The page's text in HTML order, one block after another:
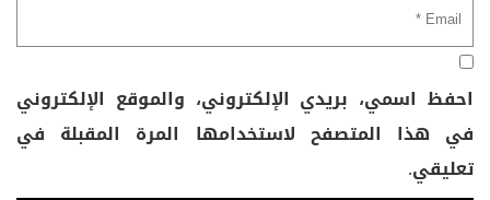
احفظ اسمي، بريدي الإلكتروني، والموقع الإلكتروني
في هذا المتصفح لاستخدامها المرة المقبلة في
تعليقي.